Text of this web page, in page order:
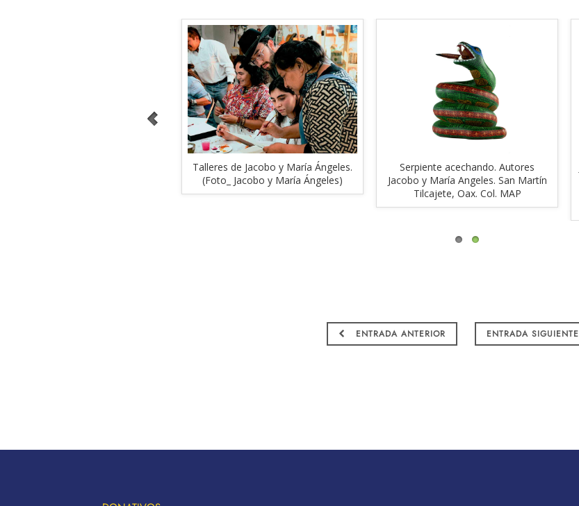
Talleres de Jacobo y María Ángeles.
(Foto_ Jacobo y María Ángeles)
Serpiente acechando. Autores
Jacobo y María Angeles. San Martín
Tilcajete, Oax. Col. MAP
ENTRADA ANTERIOR ENTRADA SIGUIENTE